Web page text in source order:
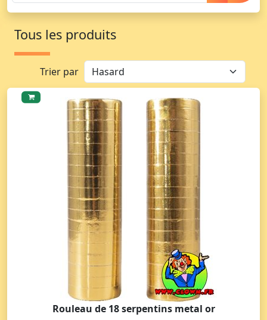
Tous les produits
Trier par
Rouleau de 18 serpentins metal or